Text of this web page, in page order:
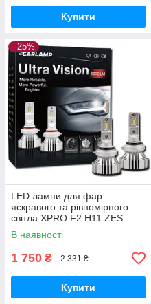
Купити
–25%
LED лампи для фар
яскравого та рівномірного
світла XPRO F2 H11 ZES
(41808-F2 H11 ZES_1016)
В наявності
1 750 ₴ 2 331 ₴
Купити